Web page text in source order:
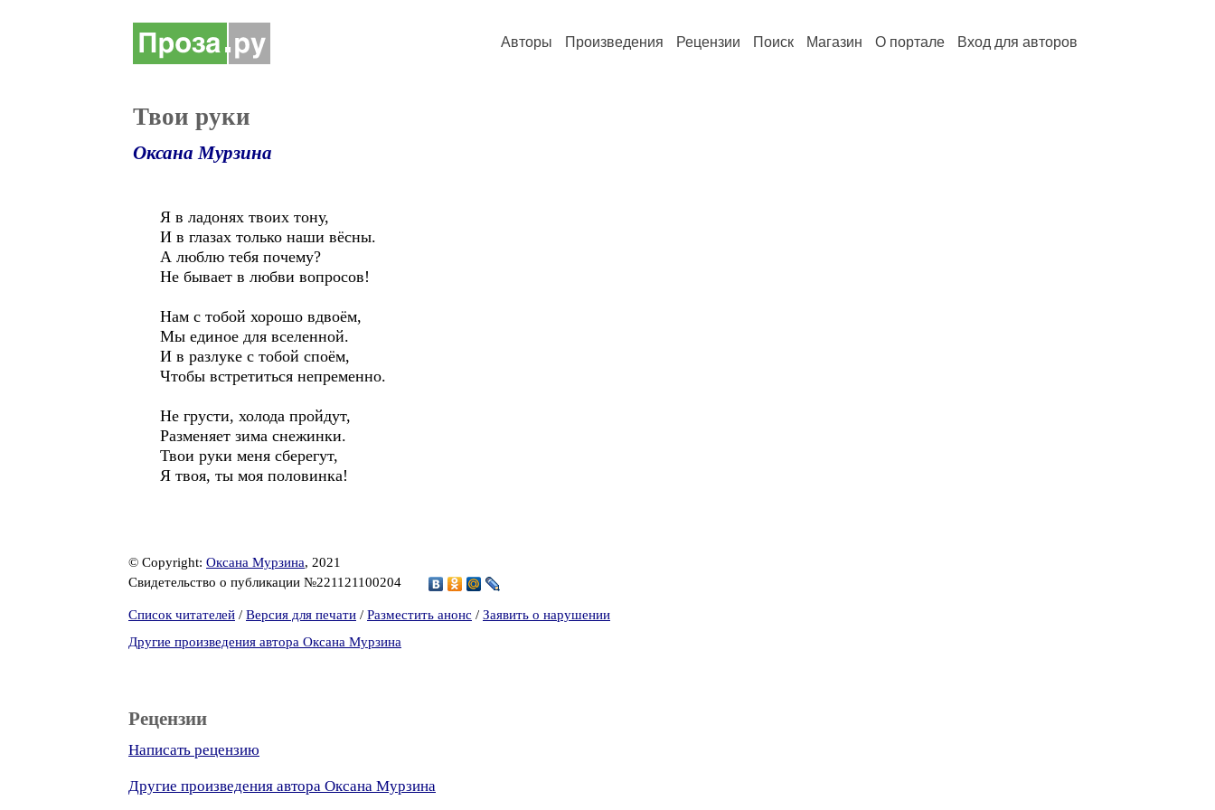
Авторы Произведения Рецензии Поиск Магазин О портале Вход для авторов
Твои руки
Оксана Мурзина
Я в ладонях твоих тону,
И в глазах только наши вёсны.
А люблю тебя почему?
Не бывает в любви вопросов!
Нам с тобой хорошо вдвоём,
Мы единое для вселенной.
И в разлуке с тобой споём,
Чтобы встретиться непременно.
Не грусти, холода пройдут,
Разменяет зима снежинки.
Твои руки меня сберегут,
Я твоя, ты моя половинка!
© Copyright: Оксана Мурзина, 2021
Свидетельство о публикации №221121100204
Список читателей / Версия для печати / Разместить анонс / Заявить о нарушении
Другие произведения автора Оксана Мурзина
Рецензии
Написать рецензию
Другие произведения автора Оксана Мурзина